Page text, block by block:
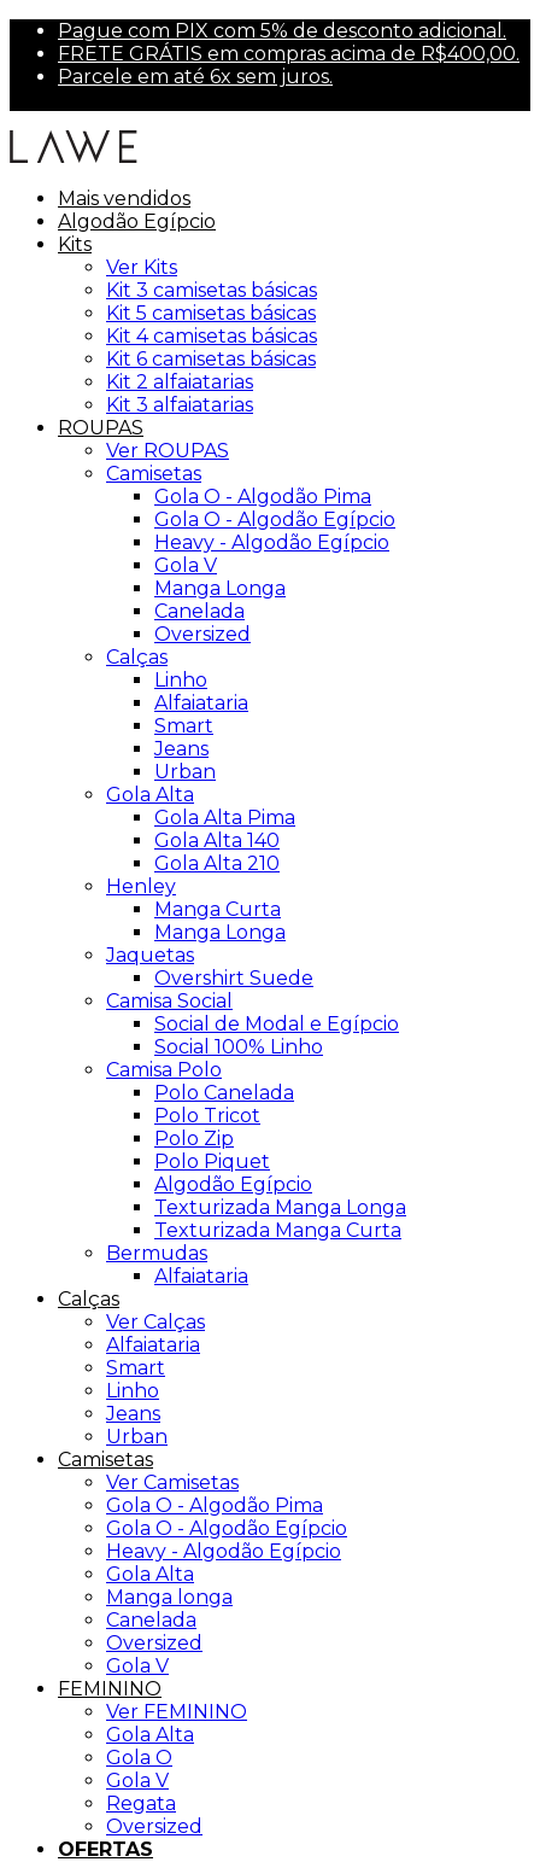
Pague com PIX com 5% de desconto adicional.
FRETE GRÁTIS em compras acima de R$400,00.
Parcele em até 6x sem juros.
Mais vendidos
Algodão Egípcio
Kits
Ver Kits
Kit 3 camisetas básicas
Kit 5 camisetas básicas
Kit 4 camisetas básicas
Kit 6 camisetas básicas
Kit 2 alfaiatarias
Kit 3 alfaiatarias
ROUPAS
Ver ROUPAS
Camisetas
Gola O - Algodão Pima
Gola O - Algodão Egípcio
Heavy - Algodão Egípcio
Gola V
Manga Longa
Canelada
Oversized
Calças
Linho
Alfaiataria
Smart
Jeans
Urban
Gola Alta
Gola Alta Pima
Gola Alta 140
Gola Alta 210
Henley
Manga Curta
Manga Longa
Jaquetas
Overshirt Suede
Camisa Social
Social de Modal e Egípcio
Social 100% Linho
Camisa Polo
Polo Canelada
Polo Tricot
Polo Zip
Polo Piquet
Algodão Egípcio
Texturizada Manga Longa
Texturizada Manga Curta
Bermudas
Alfaiataria
Calças
Ver Calças
Alfaiataria
Smart
Linho
Jeans
Urban
Camisetas
Ver Camisetas
Gola O - Algodão Pima
Gola O - Algodão Egípcio
Heavy - Algodão Egípcio
Gola Alta
Manga longa
Canelada
Oversized
Gola V
FEMININO
Ver FEMININO
Gola Alta
Gola O
Gola V
Regata
Oversized
OFERTAS